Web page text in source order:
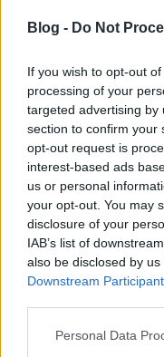
Blog - Do Not
If you wish to opt-out
processing of your
targeted advertising by
section to confirm your
opt-out request is
interest-based ads
us or personal
your opt-out. You may
disclosure of your
IAB’s list of
also be disclosed by
Downstream
Please note that this
Personal Data
abban, hogyha az
az objektív cél úgyis
objektív és a
és semmi nem
Mondjuk ha az
mindenkinek minél
összegyűjtenie,
az miért jó?
disszonanciához
szabadsága,
unalmas, egysíkú,
rossz volna
hogy az életnek
szabadon
szoktuk